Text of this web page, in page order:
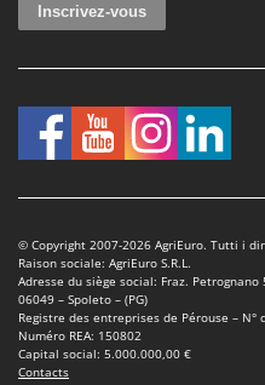
© Copyright 2007-2026 AgriEuro. Tutti i
Raison sociale: AgriEuro S.R.L.
Adresse du siège social: Fraz. Petrognano
06049 – Spoleto – (PG)
Registre des entreprises de Pérouse – N°
Numéro REA: 150802
Capital social: 5.000.000,00 €
Contacts